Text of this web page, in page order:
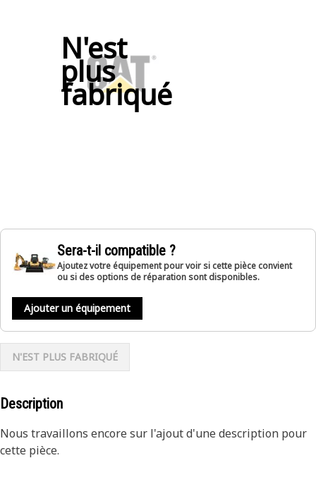
N'est
plus
fabriqué
Sera-t-il compatible ?
Ajoutez votre équipement pour voir si cette pièce convient
ou si des options de réparation sont disponibles.
Ajouter un équipement
N'EST PLUS FABRIQUÉ
Description
Nous travaillons encore sur l'ajout d'une description pour
cette pièce.